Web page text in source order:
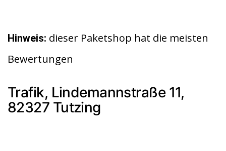
Hinweis: dieser Paketshop hat die meisten
Bewertungen
Trafik, Lindemannstraße 11,
82327 Tutzing